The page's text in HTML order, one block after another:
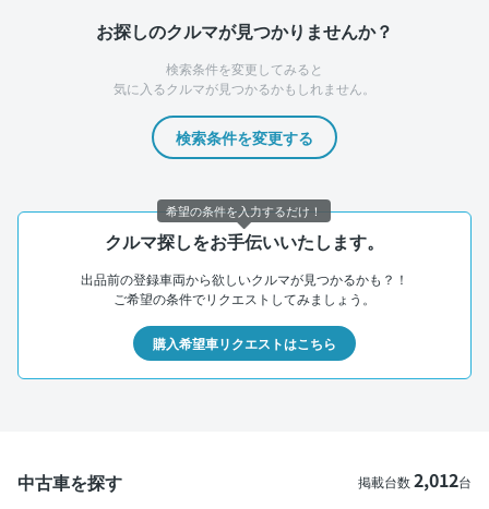
お探しのクルマが見つかりませんか？
検索条件を変更してみると
気に入るクルマが見つかるかもしれません。
検索条件を変更する
クルマ探しをお手伝いいたします。
出品前の登録車両から欲しいクルマが見つかるかも？！
ご希望の条件でリクエストしてみましょう。
購入希望車リクエストはこちら
中古車を探す 掲載台数2,012台
希望の条件を入力するだけ！